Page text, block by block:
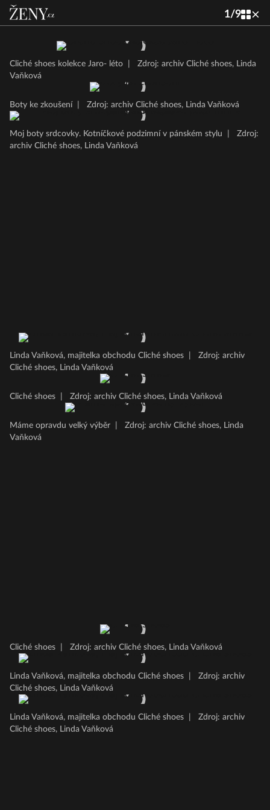
1/9
Cliché shoes kolekce Jaro- léto
Zdroj: archiv Cliché shoes, Linda
Vaňková
Boty ke zkoušení Zdroj: archiv Cliché shoes, Linda Vaňková
Moj boty srdcovky. Kotníčkové podzimní v pánském stylu
Zdroj:
archiv Cliché shoes, Linda Vaňková
Linda Vaňková, majitelka obchodu Cliché shoes
Zdroj: archiv
Cliché shoes, Linda Vaňková
Cliché shoes Zdroj: archiv Cliché shoes, Linda Vaňková
Máme opravdu velký výběr
Zdroj: archiv Cliché shoes, Linda
Vaňková
Cliché shoes Zdroj: archiv Cliché shoes, Linda Vaňková
Linda Vaňková, majitelka obchodu Cliché shoes
Zdroj: archiv
Cliché shoes, Linda Vaňková
Linda Vaňková, majitelka obchodu Cliché shoes
Zdroj: archiv
Cliché shoes, Linda Vaňková